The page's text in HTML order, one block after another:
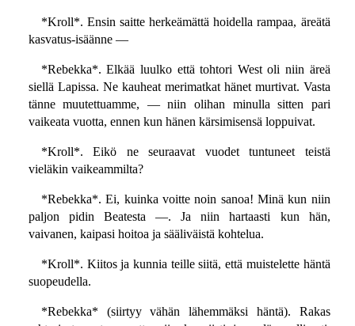
*Kroll*. Ensin saitte herkeämättä hoidella rampaa, äreätä
kasvatus-isäänne —
*Rebekka*. Elkää luulko että tohtori West oli niin äreä
siellä Lapissa. Ne kauheat merimatkat hänet murtivat. Vasta
tänne muutettuamme, — niin olihan minulla sitten pari
vaikeata vuotta, ennen kun hänen kärsimisensä loppuivat.
*Kroll*. Eikö ne seuraavat vuodet tuntuneet teistä
vieläkin vaikeammilta?
*Rebekka*. Ei, kuinka voitte noin sanoa! Minä kun niin
paljon pidin Beatesta —. Ja niin hartaasti kun hän,
vaivanen, kaipasi hoitoa ja sääliväistä kohtelua.
*Kroll*. Kiitos ja kunnia teille siitä, että muistelette häntä
suopeudella.
*Rebekka* (siirtyy vähän lähemmäksi häntä). Rakas